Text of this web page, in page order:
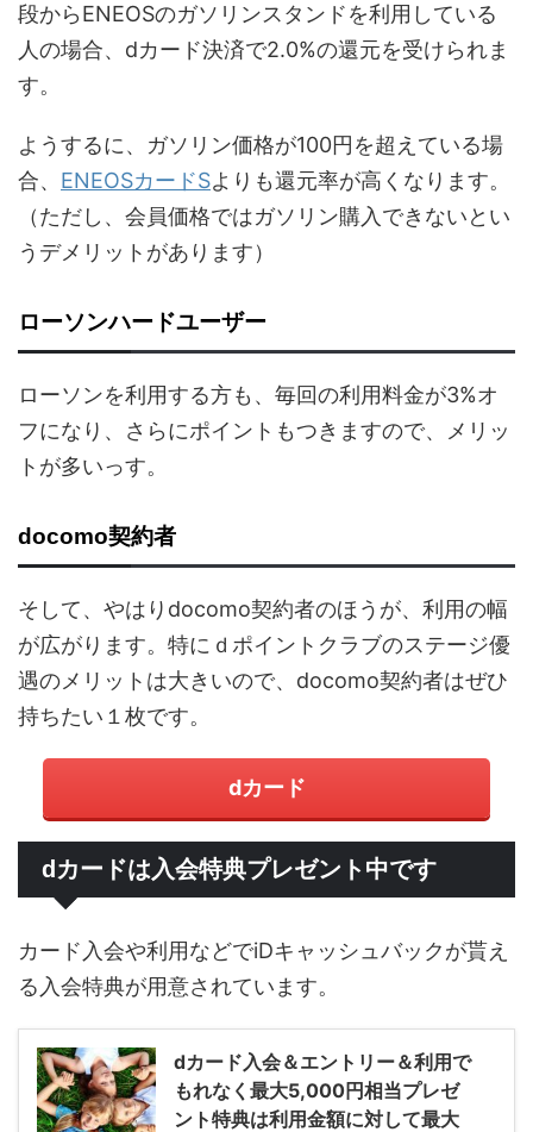
段からENEOSのガソリンスタンドを利用している
人の場合、dカード決済で2.0%の還元を受けられま
す。
ようするに、ガソリン価格が100円を超えている場
合、 ENEOSカードSよりも還元率が高くなります。
（ただし、会員価格ではガソリン購入できないとい
うデメリットがあります）
ローソンハードユーザー
ローソンを利用する方も、毎回の利用料金が3%オ
フになり、さらにポイントもつきますので、メリッ
トが多いっす。
docomo契約者
そして、やはりdocomo契約者のほうが、利用の幅
が広がります。特にｄポイントクラブのステージ優
遇のメリットは大きいので、docomo契約者はぜひ
持ちたい１枚です。
dカード
dカードは入会特典プレゼント中です
カード入会や利用などでiDキャッシュバックが貰え
る入会特典が用意されています。
dカード入会＆エントリー＆利用で
もれなく最大5,000円相当プレゼ
ント特典は利用金額に対して最大